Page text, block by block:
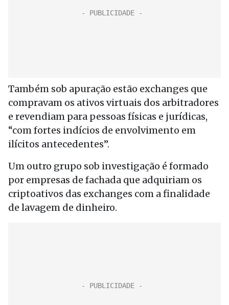
Também sob apuração estão exchanges que
compravam os ativos virtuais dos arbitradores
e revendiam para pessoas físicas e jurídicas,
“com fortes indícios de envolvimento em
ilícitos antecedentes”.
Um outro grupo sob investigação é formado
por empresas de fachada que adquiriam os
criptoativos das exchanges com a finalidade
de lavagem de dinheiro.